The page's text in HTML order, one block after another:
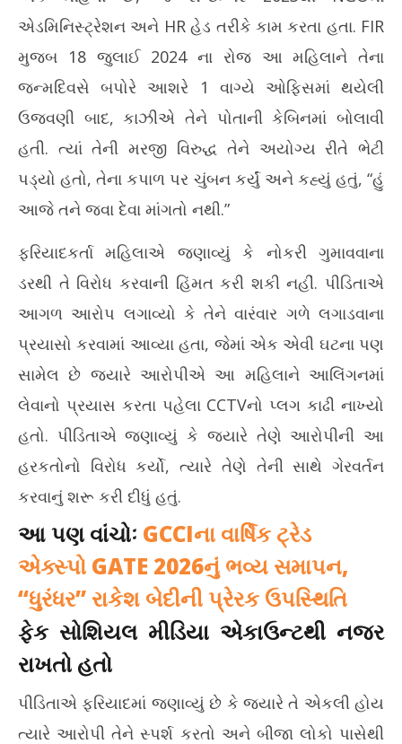
એડમિનિસ્ટ્રેશન અને HR હેડ તરીકે કામ કરતા હતા. FIR
મુજબ 18 જુલાઈ 2024 ના રોજ આ મહિલાને તેના
જન્મદિવસે બપોરે આશરે 1 વાગ્યે ઓફિસમાં થયેલી
ઉજવણી બાદ, કાઝીએ તેને પોતાની કેબિનમાં બોલાવી
હતી. ત્યાં તેની મરજી વિરુદ્ધ તેને અયોગ્ય રીતે ભેટી
પડ્યો હતો, તેના કપાળ પર ચુંબન કર્યું અને કહ્યું હતું, “હું
આજે તને જવા દેવા માંગતો નથી.”
ફરિયાદકર્તા મહિલાએ જણાવ્યું કે નોકરી ગુમાવવાના
ડરથી તે વિરોધ કરવાની હિંમત કરી શકી નહીં. પીડિતાએ
આગળ આરોપ લગાવ્યો કે તેને વારંવાર ગળે લગાડવાના
પ્રયાસો કરવામાં આવ્યા હતા, જેમાં એક એવી ઘટના પણ
સામેલ છે જ્યારે આરોપીએ આ મહિલાને આલિંગનમાં
લેવાનો પ્રયાસ કરતા પહેલા CCTVનો પ્લગ કાઢી નાખ્યો
હતો. પીડિતાએ જણાવ્યું કે જ્યારે તેણે આરોપીની આ
હરકતોનો વિરોધ કર્યો, ત્યારે તેણે તેની સાથે ગેરવર્તન
કરવાનું શરૂ કરી દીધું હતું.
આ પણ વાંચોઃ GCCIના વાર્ષિક ટ્રેડ
એક્સ્પો GATE 2026નું ભવ્ય સમાપન,
“ધુરંધર” રાકેશ બેદીની પ્રેરક ઉપસ્થિતિ
ફેક સોશિયલ મીડિયા એકાઉન્ટથી નજર
રાખતો હતો
પીડિતાએ ફરિયાદમાં જણાવ્યું છે કે જ્યારે તે એકલી હોય
ત્યારે આરોપી તેને સ્પર્શ કરતો અને બીજા લોકો પાસેથી